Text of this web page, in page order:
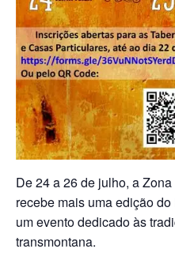
De 24 a 26 de julho, a
recebe mais uma edição
um evento dedicado às
transmontana.